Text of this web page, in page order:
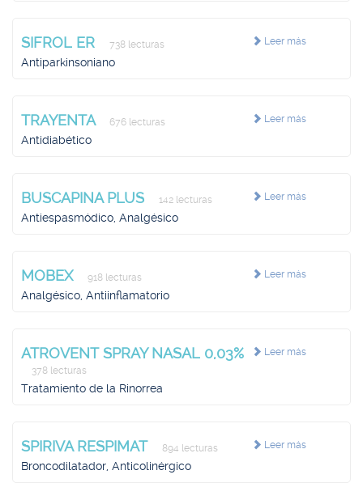
Leer más
SIFROL ER 738 lecturas
Antiparkinsoniano
Leer más
TRAYENTA 676 lecturas
Antidiabético
Leer más
BUSCAPINA PLUS 142 lecturas
Antiespasmódico, Analgésico
Leer más
MOBEX 918 lecturas
Analgésico, Antiinflamatorio
Leer más
ATROVENT SPRAY NASAL 0,03%
378 lecturas
Tratamiento de la Rinorrea
Leer más
SPIRIVA RESPIMAT 894 lecturas
Broncodilatador, Anticolinérgico